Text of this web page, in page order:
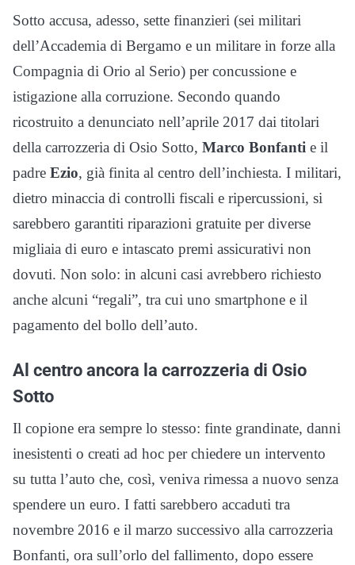
Sotto accusa, adesso, sette finanzieri (sei militari
dell’Accademia di Bergamo e un militare in forze alla
Compagnia di Orio al Serio) per concussione e
istigazione alla corruzione. Secondo quando
ricostruito a denunciato nell’aprile 2017 dai titolari
della carrozzeria di Osio Sotto, Marco Bonfanti e il
padre Ezio, già finita al centro dell’inchiesta. I militari,
dietro minaccia di controlli fiscali e ripercussioni, si
sarebbero garantiti riparazioni gratuite per diverse
migliaia di euro e intascato premi assicurativi non
dovuti. Non solo: in alcuni casi avrebbero richiesto
anche alcuni “regali”, tra cui uno smartphone e il
pagamento del bollo dell’auto.
Al centro ancora la carrozzeria di Osio
Sotto
Il copione era sempre lo stesso: finte grandinate, danni
inesistenti o creati ad hoc per chiedere un intervento
su tutta l’auto che, così, veniva rimessa a nuovo senza
spendere un euro. I fatti sarebbero accaduti tra
novembre 2016 e il marzo successivo alla carrozzeria
Bonfanti, ora sull’orlo del fallimento, dopo essere